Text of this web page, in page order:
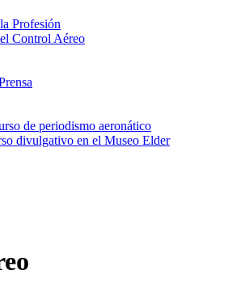
Profesión
Control Aéreo
de periodismo aeronático
divulgativo en el Museo Elder